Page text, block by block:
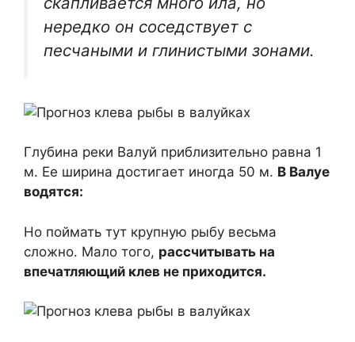
нередко он соседствует с
песчаными и глинистыми зонами.
Глубина реки Валуй приблизительно равна 1
м. Ее ширина достигает иногда 50 м. В Валуе
водятся:
Но поймать тут крупную рыбу весьма
сложно. Мало того, рассчитывать на
впечатляющий клев не приходится.